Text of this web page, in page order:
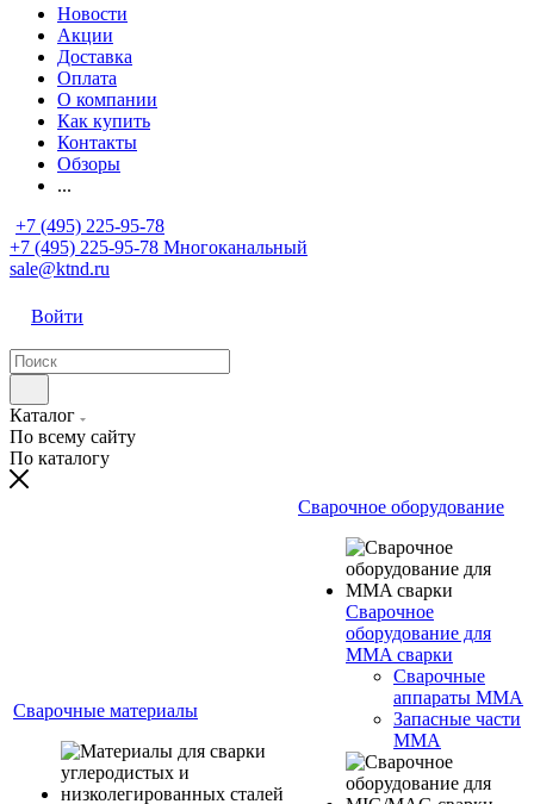
Новости
Акции
Доставка
Оплата
О компании
Как купить
Контакты
Обзоры
...
+7 (495) 225-95-78
+7 (495) 225-95-78 Многоканальный
sale@ktnd.ru
Войти
Каталог
По всему сайту
По каталогу
Сварочные материалы
Сварочное оборудование
Сварочное
оборудование для
MMA сварки
Сварочные
аппараты MMA
Запасные части
MMA